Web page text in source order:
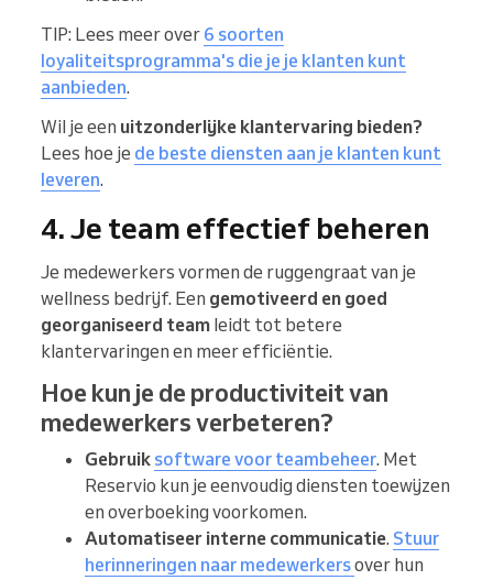
TIP: Lees meer over 6 soorten
loyaliteitsprogramma's die je je klanten kunt
aanbieden.
Wil je een uitzonderlijke klantervaring bieden?
Lees hoe je de beste diensten aan je klanten kunt
leveren.
4. Je team effectief beheren
Je medewerkers vormen de ruggengraat van je
wellness bedrijf. Een gemotiveerd en goed
georganiseerd team leidt tot betere
klantervaringen en meer efficiëntie.
Hoe kun je de productiviteit van
medewerkers verbeteren?
Gebruik software voor teambeheer. Met
Reservio kun je eenvoudig diensten toewijzen
en overboeking voorkomen.
Automatiseer interne communicatie. Stuur
herinneringen naar medewerkersover hun